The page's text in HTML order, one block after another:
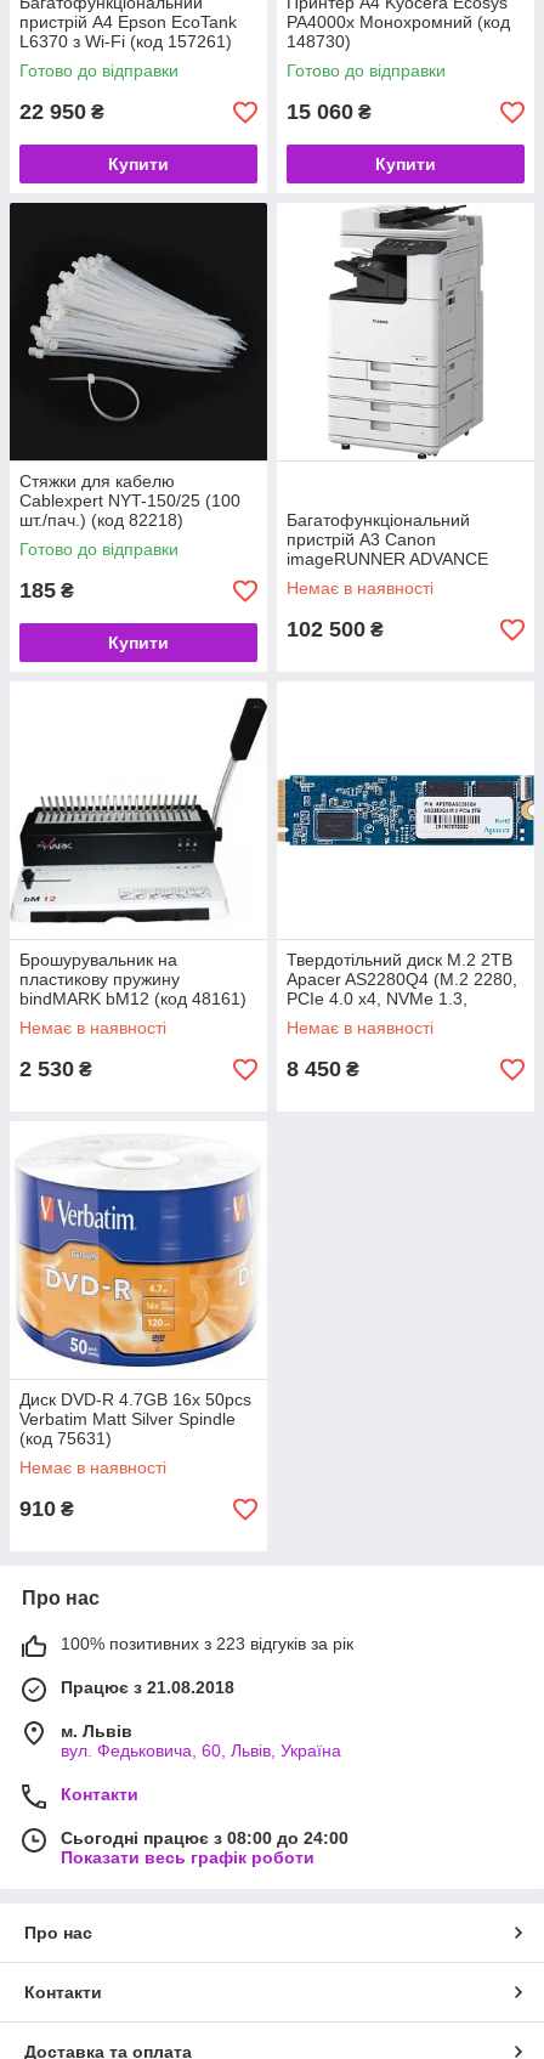
пристрій A4 Epson EcoTank
L6370 з Wi-Fi (код 157261)
Готово до відправки
22 950 ₴
Купити
PA4000x Монохромний (код
148730)
Готово до відправки
15 060 ₴
Купити
Стяжки для кабелю
Cablexpert NYT-150/25 (100
шт./пач.) (код 82218)
Готово до відправки
185 ₴
Купити
Багатофункціональний
пристрій A3 Canon
imageRUNNER ADVANCE
C3326i з Wi-Fi (без
картриджів CMYK C-EXV65)
Немає в наявності
102 500 ₴
Брошурувальник на
пластикову пружину
bindMARK bM12 (код 48161)
Немає в наявності
2 530 ₴
Твердотільний диск M.2 2TB
Apacer AS2280Q4 (М.2 2280,
PCIe 4.0 x4, NVMe 1.3,
5000MB/s / 4400MB/s) (код
Немає в наявності
8 450 ₴
Диск DVD-R 4.7GB 16x 50рсs
Verbatim Matt Silver Spindle
(код 75631)
Немає в наявності
910 ₴
Про нас
100% позитивних з 223 відгуків за рік
Працює з 21.08.2018
м. Львів
вул. Федьковича, 60, Львів, Україна
Контакти
Сьогодні працює з 08:00 до 24:00
Показати весь графік роботи
Про нас
Контакти
Доставка та оплата